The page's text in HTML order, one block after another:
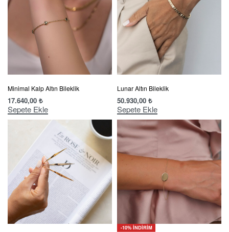
Minimal Kalp Altın Bileklik
17.640,00 ₺
Sepete Ekle
Lunar Altın Bileklik
50.930,00 ₺
Sepete Ekle
-10% İNDİRİM